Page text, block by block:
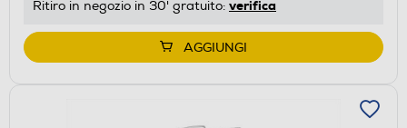
Ritiro in negozio in 30' gratuito: verifica
AGGIUNGI